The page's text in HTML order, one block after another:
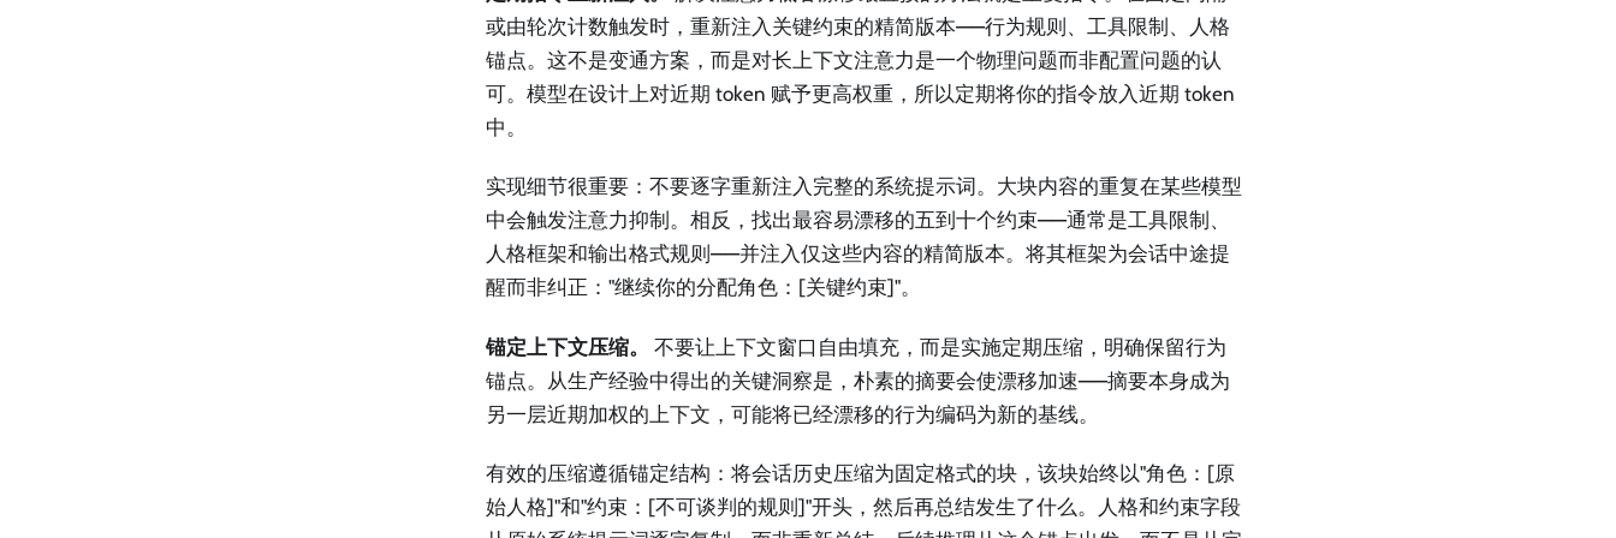
或由轮次计数触发时，重新注入关键约束的精简版本——行为规则、工具限制、人格
锚点。这不是变通方案，而是对长上下文注意力是一个物理问题而非配置问题的认
可。模型在设计上对近期 token 赋予更高权重，所以定期将你的指令放入近期 token
中。
实现细节很重要：不要逐字重新注入完整的系统提示词。大块内容的重复在某些模型
中会触发注意力抑制。相反，找出最容易漂移的五到十个约束——通常是工具限制、
人格框架和输出格式规则——并注入仅这些内容的精简版本。将其框架为会话中途提
醒而非纠正："继续你的分配角色：[关键约束]"。
锚定上下文压缩。
不要让上下文窗口自由填充，而是实施定期压缩，明确保留行为
锚点。从生产经验中得出的关键洞察是，朴素的摘要会使漂移加速——摘要本身成为
另一层近期加权的上下文，可能将已经漂移的行为编码为新的基线。
有效的压缩遵循锚定结构：将会话历史压缩为固定格式的块，该块始终以"角色：[原
始人格]"和"约束：[不可谈判的规则]"开头，然后再总结发生了什么。人格和约束字段